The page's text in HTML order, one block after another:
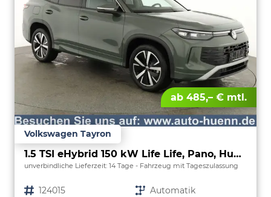
ab 485,– € mtl.
Volkswagen Tayron
1.5 TSI eHybrid 150 kW Life Life, Pano, HuD, AHK, AreaView, Side, Navi, Winter, 5-J. Garantie
unverbindliche Lieferzeit: 14 Tage Fahrzeug mit Tageszulassung
Fahrzeugnr. 124015 Getriebe Automatik